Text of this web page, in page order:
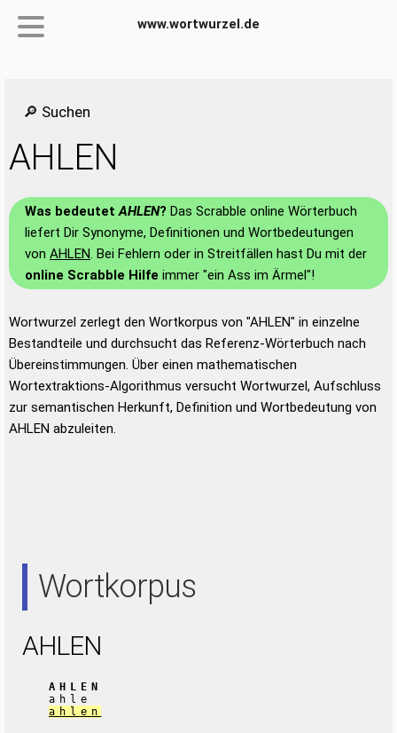
www.wortwurzel.de
🔎 Suchen
AHLEN
Was bedeutetAHLEN? Das Scrabble online Wörterbuch
liefert Dir Synonyme, Definitionen und Wortbedeutungen
von AHLEN. Bei Fehlern oder in Streitfällen hast Du mit der
online Scrabble Hilfe immer "ein Ass im Ärmel"!
Wortwurzel zerlegt den Wortkorpus von "AHLEN" in einzelne
Bestandteile und durchsucht das Referenz-Wörterbuch nach
Übereinstimmungen. Über einen mathematischen
Wortextraktions-Algorithmus versucht Wortwurzel, Aufschluss
zur semantischen Herkunft, Definition und Wortbedeutung von
AHLEN abzuleiten.
Wortkorpus
AHLEN
AHLEN
ahle
ahlen